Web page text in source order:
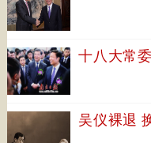
十八大常
吴仪裸退